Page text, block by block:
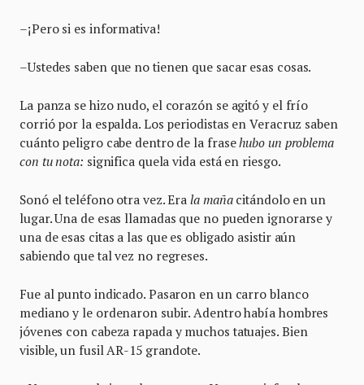
–¡Pero si es informativa!
–Ustedes saben que no tienen que sacar esas cosas.
La panza se hizo nudo, el corazón se agitó y el frío
corrió por la espalda. Los periodistas en Veracruz saben
cuánto peligro cabe dentro de la frasehubo un problema
con tu nota: significa quela vida está en riesgo.
Sonó el teléfono otra vez. Erala mañacitándolo en un
lugar. Una de esas llamadas que no pueden ignorarse y
una de esas citas a las que es obligado asistir aún
sabiendo que tal vez no regreses.
Fue al punto indicado. Pasaron en un carro blanco
mediano y le ordenaron subir. Adentro había hombres
jóvenes con cabeza rapada y muchos tatuajes. Bien
visible, un fusil AR-15 grandote.